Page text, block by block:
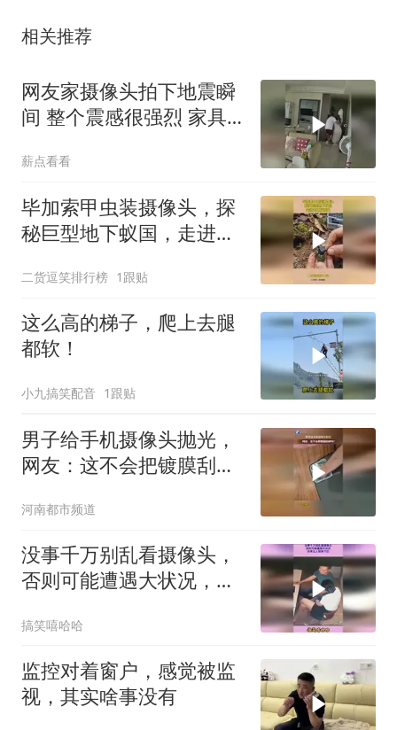
相关推荐
网友家摄像头拍下地震瞬
间 整个震感很强烈 家具
薪点看看
毕加索甲虫装摄像头，探
秘巨型地下蚁国，走进去
二货逗笑排行榜 1跟贴
这么高的梯子，爬上去腿
都软！
小九搞笑配音 1跟贴
男子给手机摄像头抛光，
网友：这不会把镀膜刮掉
河南都市频道
没事千万别乱看摄像头，
否则可能遭遇大状况，后
搞笑嘻哈哈
监控对着窗户，感觉被监
视，其实啥事没有